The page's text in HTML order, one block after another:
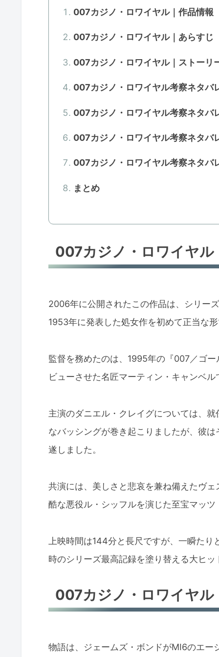
007カジノ・ロワイヤル｜作品情報
007カジノ・ロワイヤル｜あらすじ
007カジノ・ロワイヤル｜ストーリ
007カジノ・ロワイヤル考察ネタバ
007カジノ・ロワイヤル考察ネタバ
007カジノ・ロワイヤル考察ネタバ
007カジノ・ロワイヤル考察ネタバ
まとめ
007カジノ・ロワイヤル
2006年に公開されたこの作品は、シリー
1953年に発表した処女作を初めて正当な
監督を務めたのは、1995年の『007／ゴ
ビューさせた名匠マーティン・キャンベル
主演のダニエル・クレイグについては、
なバッシングが巻き起こりましたが、彼
遂しました。
共演には、美しさと悲哀を兼ね備えたヴ
酷な悪役ル・シッフルを演じた至宝マッ
上映時間は144分と長尺ですが、一瞬た
時のシリーズ最高記録を塗り替える大ヒ
007カジノ・ロワイヤル
物語は、ジェームズ・ボンドがMI6のエー